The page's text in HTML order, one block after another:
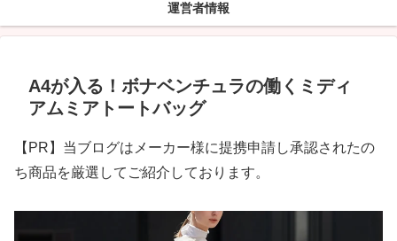
運営者情報
A4が入る！ボナベンチュラの働くミディ
アムミアトートバッグ
【PR】当ブログはメーカー様に提携申請し承認されたの
ち商品を厳選してご紹介しております。